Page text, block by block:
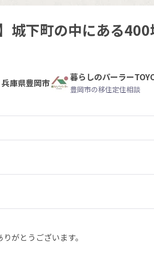
城下町の中にある
兵庫県豊岡市 暮らしのパーラー
豊岡市の移住定住相談
がとうございます。